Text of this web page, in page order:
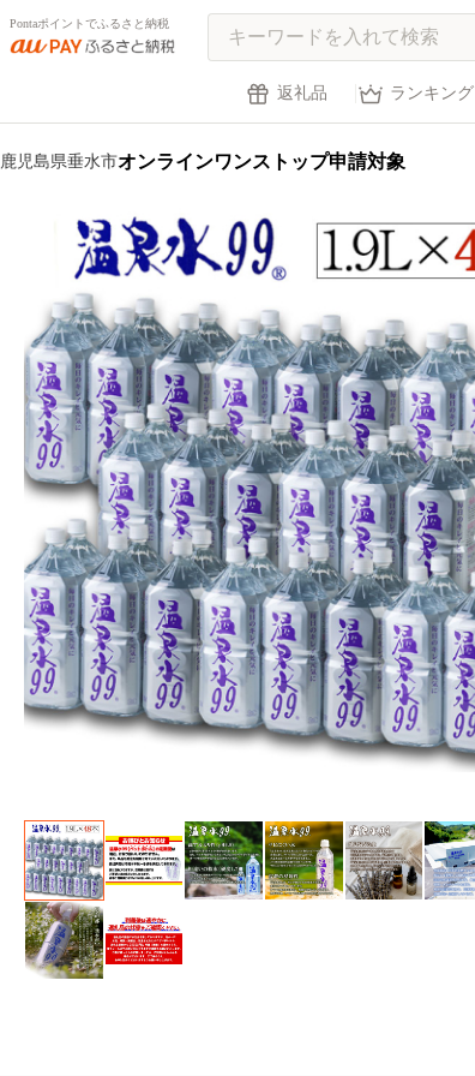
Pontaポイントでふるさと納税
返礼品 ランキング
鹿児島県垂水市オンラインワンストップ申請対象